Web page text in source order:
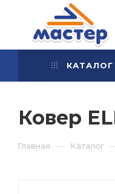
КАТАЛОГ
Ковер
Главная — Каталог